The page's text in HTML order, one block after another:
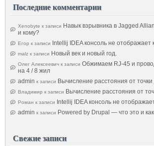
Последние комментарии
Xenobyte к записи Навык взрывника в Jagged
и кому?
Егор к записи Intellij IDEA консоль не отображает
malz к записи Новый век и новый год.
Олег Алексеевич к записи Обжимаем RJ-45 и
на 4 / 8 жил
admin к записи Вычисление расстояния от точки
Владимир к записи Вычисление расстояния от
Роман к записи Intellij IDEA консоль не
admin к записи Powered by Drupal — что это и
Свежие записи